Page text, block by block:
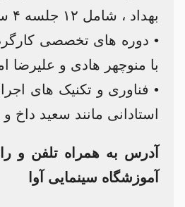
بهداد ، شامل ۱۲ جلسه ۴ ساعته
• دوره های تخصصی
با منوچهر هادی و علیرضا
• فناوری و تکنیک های
استادانی مانند سعید داخ
آدرس به همراه تلفن و
آموزشگاه سینمایی آوا